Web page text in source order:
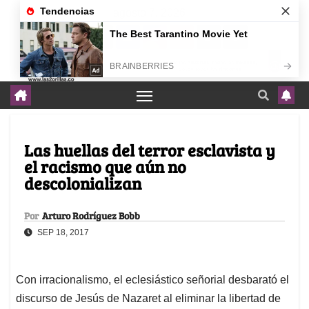
Las huellas del terror esclavista y
el racismo que aún no
descolonializan
Por Arturo Rodríguez Bobb
SEP 18, 2017
Con irracionalismo, el eclesiástico señorial desbarató el
discurso de Jesús de Nazaret al eliminar la libertad de